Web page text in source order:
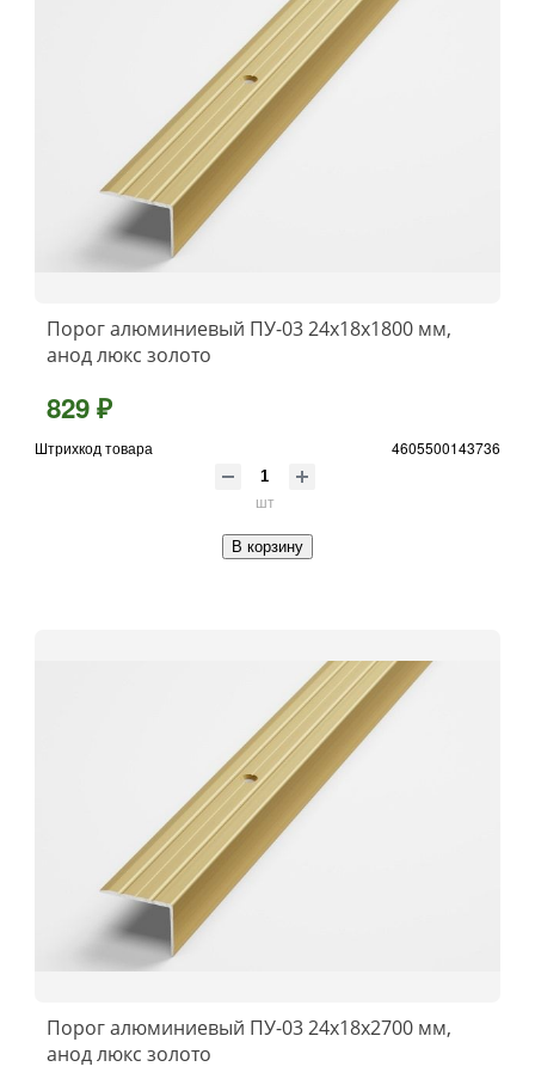
Порог алюминиевый ПУ-03 24x18x1800 мм,
анод люкс золото
829 ₽
Штрихкод товара 4605500143736
шт
В корзину
Порог алюминиевый ПУ-03 24x18x2700 мм,
анод люкс золото